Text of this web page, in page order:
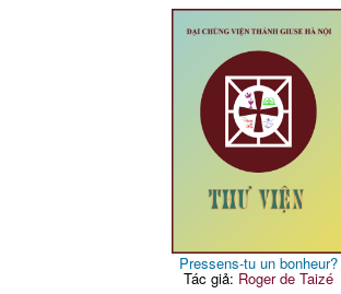
Pressens-tu un bonheur?
Tác giả: Roger de Taizé